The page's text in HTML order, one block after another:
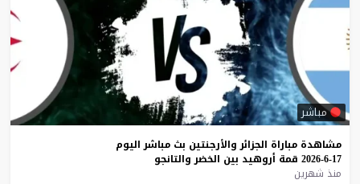
مباشر
مشاهدة مباراة الجزائر والأرجنتين بث مباشر اليوم
17-6-2026
قمة أروهيد بين الخضر والتانجو
منذ شهرين